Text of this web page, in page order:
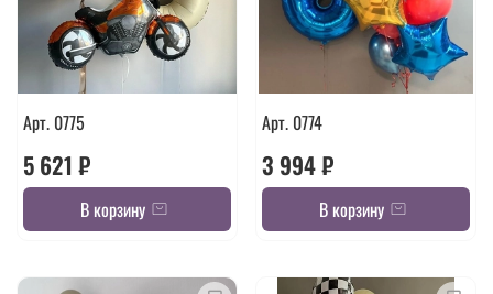
Арт. 0775
5 621 ₽
В корзину
Арт. 0774
3 994 ₽
В корзину